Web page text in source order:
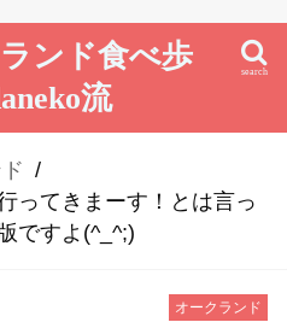
ンド食べ歩
流
search
ってきまーす！とは言っ
ですよ(^_^;)
オークランド